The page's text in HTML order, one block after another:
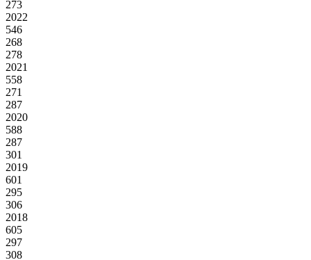
273
2022
546
268
278
2021
558
271
287
2020
588
287
301
2019
601
295
306
2018
605
297
308